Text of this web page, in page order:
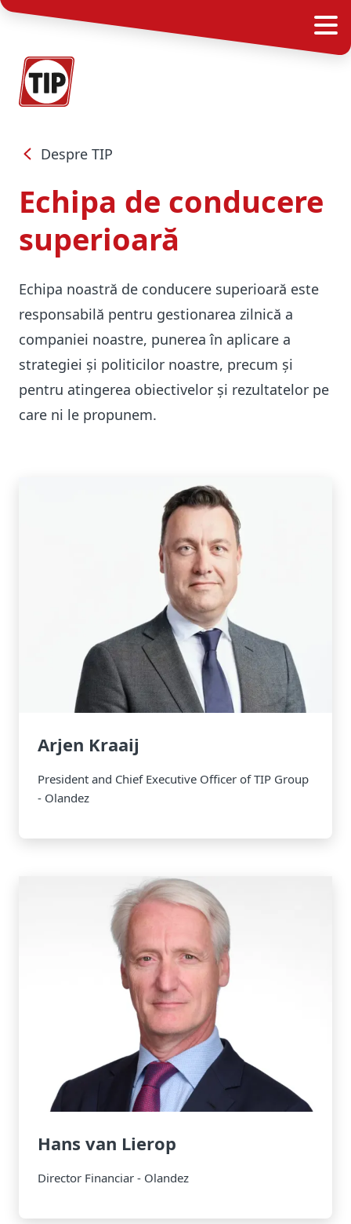
Despre TIP
Echipa de conducere
superioară
Echipa noastră de conducere superioară este
responsabilă pentru gestionarea zilnică a
companiei noastre, punerea în aplicare a
strategiei și politicilor noastre, precum și
pentru atingerea obiectivelor și rezultatelor pe
care ni le propunem.
Arjen Kraaij
President and Chief Executive Officer of TIP Group
- Olandez
Hans van Lierop
Director Financiar - Olandez